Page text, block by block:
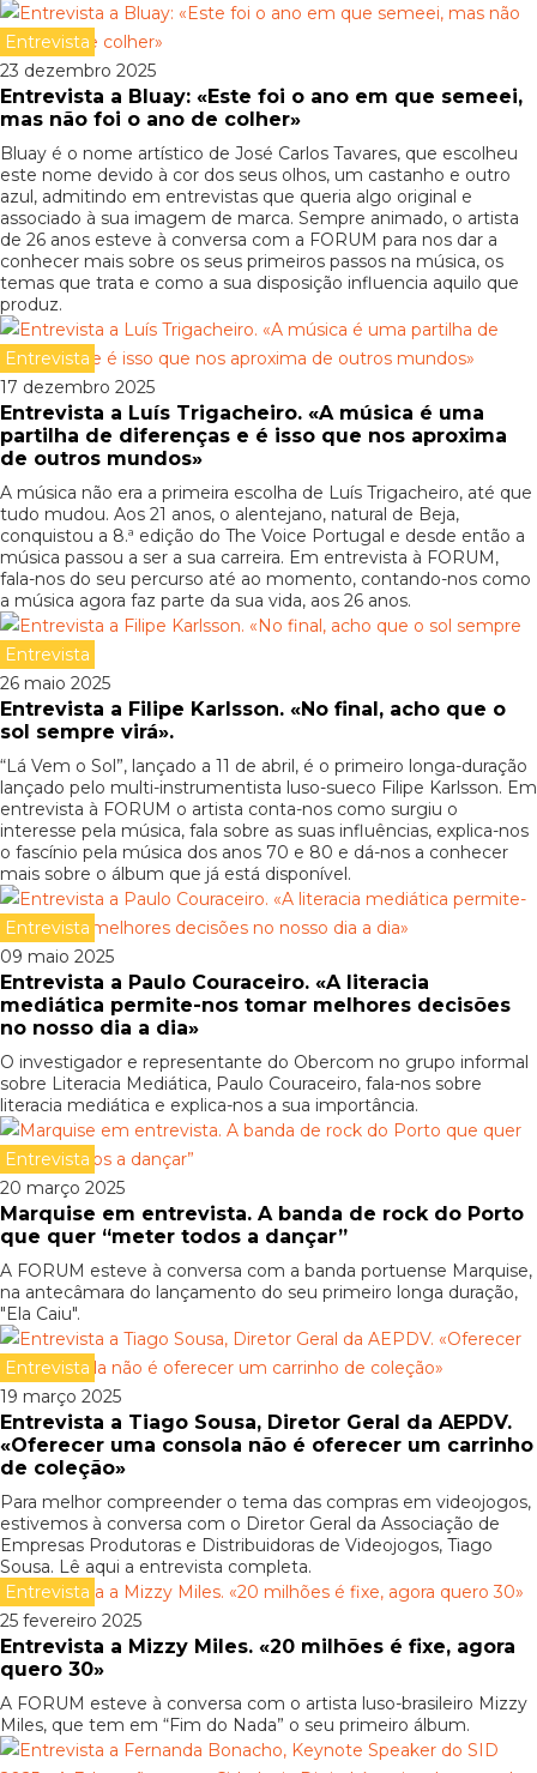
Entrevista
23 dezembro 2025
Entrevista a Bluay: «Este foi o ano em que semeei,
mas não foi o ano de colher»
Bluay é o nome artístico de José Carlos Tavares, que escolheu
este nome devido à cor dos seus olhos, um castanho e outro
azul, admitindo em entrevistas que queria algo original e
associado à sua imagem de marca. Sempre animado, o artista
de 26 anos esteve à conversa com a FORUM para nos dar a
conhecer mais sobre os seus primeiros passos na música, os
temas que trata e como a sua disposição influencia aquilo que
produz.
Entrevista
17 dezembro 2025
Entrevista a Luís Trigacheiro. «A música é uma
partilha de diferenças e é isso que nos aproxima
de outros mundos»
A música não era a primeira escolha de Luís Trigacheiro, até que
tudo mudou. Aos 21 anos, o alentejano, natural de Beja,
conquistou a 8.ª edição do The Voice Portugal e desde então a
música passou a ser a sua carreira. Em entrevista à FORUM,
fala-nos do seu percurso até ao momento, contando-nos como
a música agora faz parte da sua vida, aos 26 anos.
Entrevista
26 maio 2025
Entrevista a Filipe Karlsson. «No final, acho que o
sol sempre virá».
“Lá Vem o Sol”, lançado a 11 de abril, é o primeiro longa-duração
lançado pelo multi-instrumentista luso-sueco Filipe Karlsson. Em
entrevista à FORUM o artista conta-nos como surgiu o
interesse pela música, fala sobre as suas influências, explica-nos
o fascínio pela música dos anos 70 e 80 e dá-nos a conhecer
mais sobre o álbum que já está disponível.
Entrevista
09 maio 2025
Entrevista a Paulo Couraceiro. «A literacia
mediática permite-nos tomar melhores decisões
no nosso dia a dia»
O investigador e representante do Obercom no grupo informal
sobre Literacia Mediática, Paulo Couraceiro, fala-nos sobre
literacia mediática e explica-nos a sua importância.
Entrevista
20 março 2025
Marquise em entrevista. A banda de rock do Porto
que quer “meter todos a dançar”
A FORUM esteve à conversa com a banda portuense Marquise,
na antecâmara do lançamento do seu primeiro longa duração,
"Ela Caiu".
Entrevista
19 março 2025
Entrevista a Tiago Sousa, Diretor Geral da AEPDV.
«Oferecer uma consola não é oferecer um carrinho
de coleção»
Para melhor compreender o tema das compras em videojogos,
estivemos à conversa com o Diretor Geral da Associação de
Empresas Produtoras e Distribuidoras de Videojogos, Tiago
Sousa. Lê aqui a entrevista completa.
Entrevista
25 fevereiro 2025
Entrevista a Mizzy Miles. «20 milhões é fixe, agora
quero 30»
A FORUM esteve à conversa com o artista luso-brasileiro Mizzy
Miles, que tem em “Fim do Nada” o seu primeiro álbum.